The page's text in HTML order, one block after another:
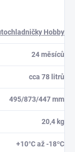
Hobby
24 měsíců
cca 78 litrů
495/873/447 mm
20,4 kg
+10°C až -18ºC